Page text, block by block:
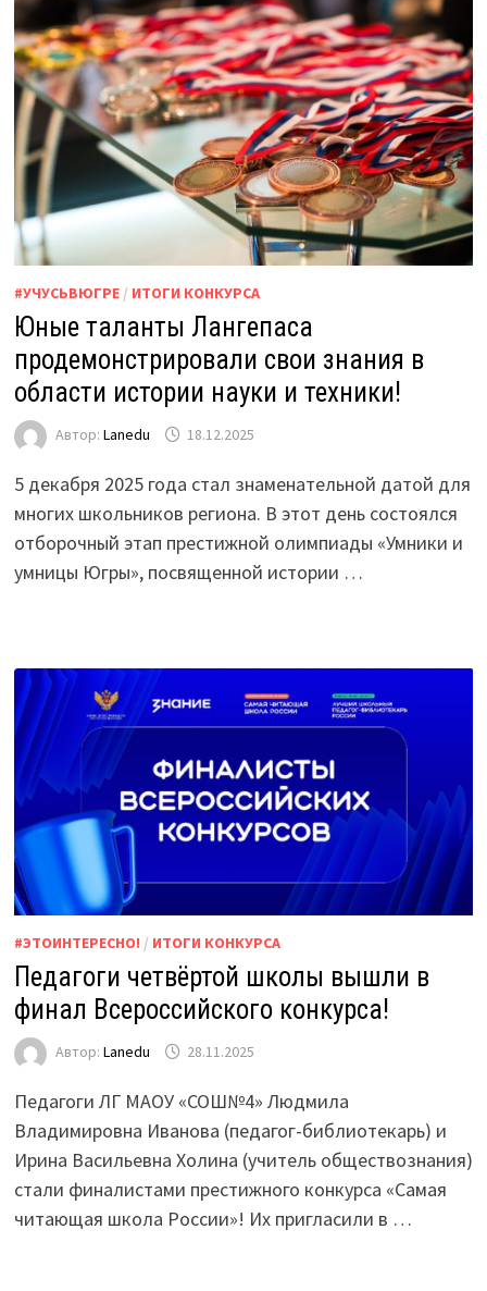
#УЧУСЬВЮГРЕ/ ИТОГИ КОНКУРСА
Юные таланты Лангепаса
продемонстрировали свои знания в
области истории науки и техники!
Автор: Lanedu 18.12.2025
5 декабря 2025 года стал знаменательной датой для
многих школьников региона. В этот день состоялся
отборочный этап престижной олимпиады «Умники и
умницы Югры», посвященной истории …
#ЭТОИНТЕРЕСНО! / ИТОГИ КОНКУРСА
Педагоги четвёртой школы вышли в
финал Всероссийского конкурса!
Автор: Lanedu 28.11.2025
Педагоги ЛГ МАОУ «СОШ№4» Людмила
Владимировна Иванова (педагог-библиотекарь) и
Ирина Васильевна Холина (учитель обществознания)
стали финалистами престижного конкурса «Самая
читающая школа России»! Их пригласили в …